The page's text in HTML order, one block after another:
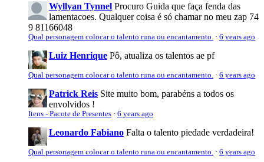
Wyllyan Tynnel Procuro Guida que faça fenda das
lamentacoes. Qualquer coisa é só chamar no meu zap 74
9 81166048
Qual personagem colocar o talento runa ou encantamento. · 6 years ago
Luiz Henrique Pô, atualiza os talentos ae pf
Qual personagem colocar o talento runa ou encantamento. · 6 years ago
Patrick Reis Site muito bom, parabéns a todos os
envolvidos !
Itens - Pacote de Presentes · 6 years ago
Leonardo Fabiano Falta o talento piedade verdadeira!
Qual personagem colocar o talento runa ou encantamento. · 6 years ago